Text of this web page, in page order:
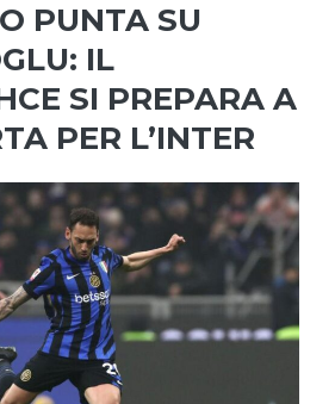
PUNTA SU
IL
SI PREPARA A
PER L’INTER